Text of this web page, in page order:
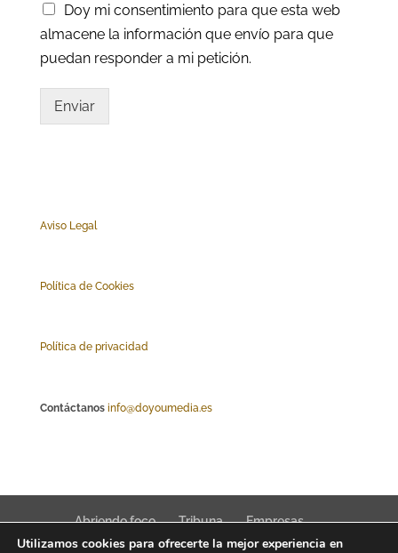
Doy mi consentimiento para que esta web
almacene la información que envío para que
puedan responder a mi petición.
Enviar
Aviso Legal
Política de Cookies
Política de privacidad
Contáctanos info@doyoumedia.es
Abriendo foco Tribuna
Empresas
Actualidad
Innovación Tendencias
Utilizamos cookies para ofrecerte la mejor experiencia en